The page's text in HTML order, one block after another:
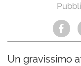
Un gravissimo